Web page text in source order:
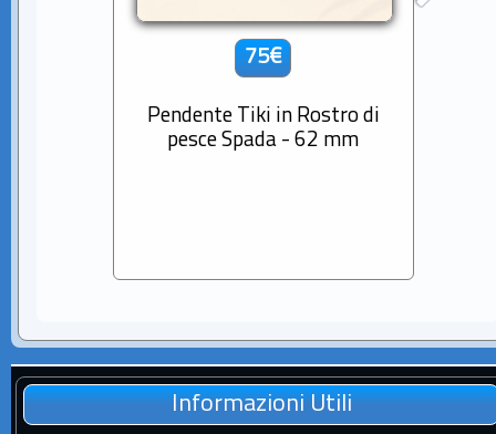
75€
Pendente Tiki in Rostro di
pesce Spada - 62 mm
Informazioni Utili